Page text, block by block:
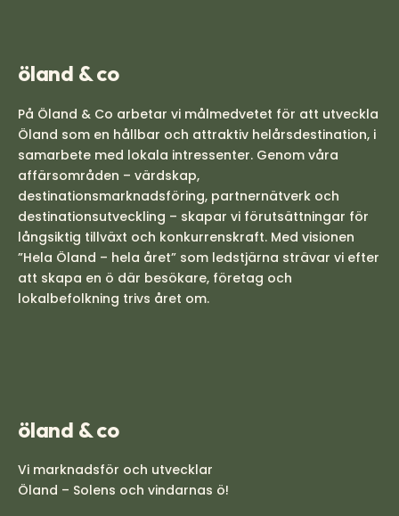
öland & co
På Öland & Co arbetar vi målmedvetet för att utveckla
Öland som en hållbar och attraktiv helårsdestination, i
samarbete med lokala intressenter. Genom våra
affärsområden – värdskap,
destinationsmarknadsföring, partnernätverk och
destinationsutveckling – skapar vi förutsättningar för
långsiktig tillväxt och konkurrenskraft. Med visionen
”Hela Öland – hela året” som ledstjärna strävar vi efter
att skapa en ö där besökare, företag och
lokalbefolkning trivs året om.
öland & co
Vi marknadsför och utvecklar
Öland – Solens och vindarnas ö!